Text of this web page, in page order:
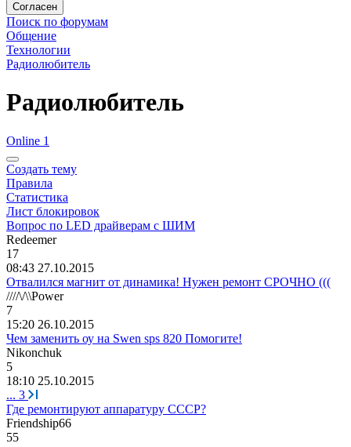
Согласен
Поиск по форумам
Общение
Технологии
Радиолюбитель
Радиолюбитель
Online 1
Создать тему
Правила
Статистика
Лист блокировок
Вопрос по LED драйверам с ШИМ
Redeemer
17
08:43 27.10.2015
Отвалился магнит от динамика! Нужен ремонт СРОЧНО (((
////\/\\Power
7
15:20 26.10.2015
Чем заменить оу на Swen sps 820 Помогите!
Nikonchuk
5
18:10 25.10.2015
... 3
Где ремонтируют аппаратуру СССР?
Friendship66
55